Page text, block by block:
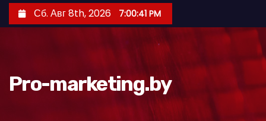
е
Сб. Авг 8th, 2026 7:00:42 PM
Pro-marketing.by